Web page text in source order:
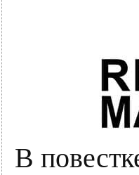
В